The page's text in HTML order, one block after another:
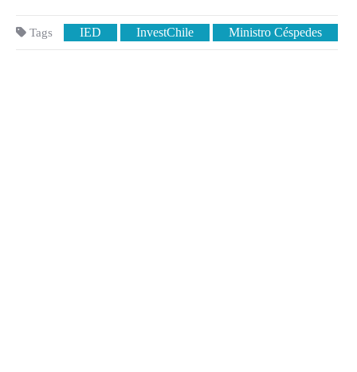
Tags IED InvestChile Ministro Céspedes